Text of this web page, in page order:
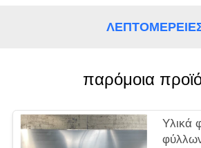
POLICY
παρόμοια
Υλικά